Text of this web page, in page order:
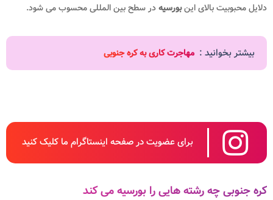
دلایل محبوبیت بالای اینبورسیهدر سطح بین المللی محسوب می شود.
بیشتر بخوانید : مهاجرت کاری به کره جنوبی
برای عضویت در صفحه اینستاگرام ما کلیک کنید
کره جنوبی چه رشته هایی را بورسیه می کند